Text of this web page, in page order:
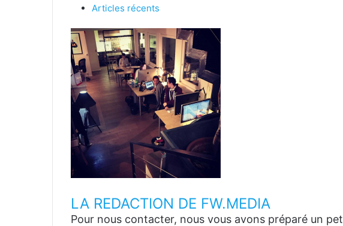
Articles récents
LA REDACTION DE FW.MEDIA
Pour nous contacter, nous vous avons préparé un